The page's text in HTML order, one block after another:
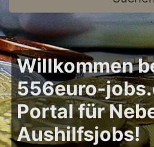
Willkommen
556euro-
Portal für
Aushilfsjobs!